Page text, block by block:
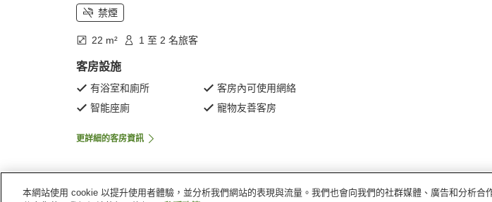
禁煙
22 m² 1 至 2 名旅客
客房設施
有浴室和廁所
客房內可使用網絡
智能座廁
寵物友善客房
更詳細的客房資訊
本網站使用 cookie 以提升使用者體驗，並分析我們網站的表現與流量。我們也會向我們的社群媒體、廣告和分析合